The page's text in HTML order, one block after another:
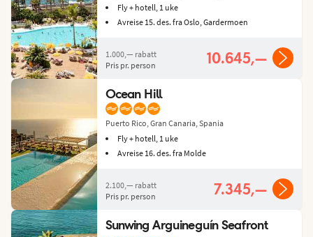
Fly + hotell, 1 uke
Avreise 15. des. fra Oslo, Gardermoen
1.000,— rabatt
Pris pr. person
10.645,—
Ocean Hill
Puerto Rico, Gran Canaria, Spania
Fly + hotell, 1 uke
Avreise 16. des. fra Molde
2.100,— rabatt
Pris pr. person
7.345,—
Sunwing Arguineguín Seafront